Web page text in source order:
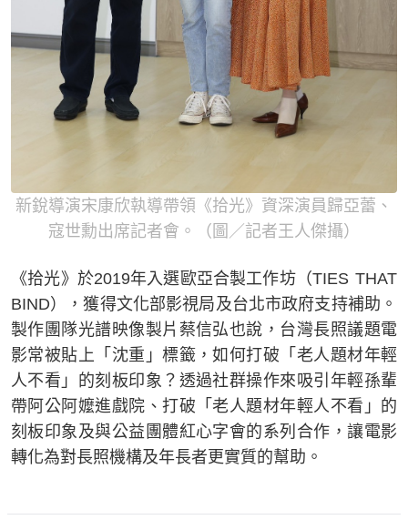
新銳導演宋康欣執導帶領《拾光》資深演員歸亞蕾、
寇世勳出席記者會。（圖／記者王人傑攝）
《拾光》於2019年入選歐亞合製工作坊（TIES THAT
BIND），獲得文化部影視局及台北市政府支持補助。
製作團隊光譜映像製片蔡信弘也說，台灣長照議題電
影常被貼上「沈重」標籤，如何打破「老人題材年輕
人不看」的刻板印象？透過社群操作來吸引年輕孫輩
帶阿公阿嬤進戲院、打破「老人題材年輕人不看」的
刻板印象及與公益團體紅心字會的系列合作，讓電影
轉化為對長照機構及年長者更實質的幫助。